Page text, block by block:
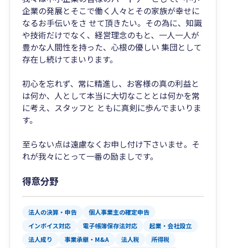
企業の発展とそこで働く人々とその家族が幸せに
なるお手伝いをさ せて頂きたい。その為に、知識
や技術だけでなく、経営理念のもと、一人一人が
豊かな人間性を持った、心根の優しい 集団として
存在し続けてまいります。
初心を忘れず、常に精進し、お客様の真の利益と
は何か、人として本当に大切なこととは何かを常
に考え、スタッフと ともに真剣に歩んでまいりま
す。
至らない点は遠慮なくお申し付け下さいませ。そ
れが我々にとって一番の励ましです。
得意分野
法人の決算・申告
個人事業主の確定申告
インボイス対応
電子帳簿保存法対応
起業・会社設立
法人成り
事業承継・M&A 法人税
所得税